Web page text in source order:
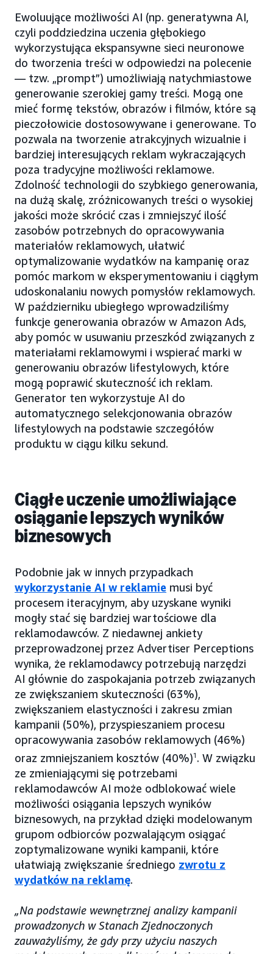
Ewoluujące możliwości AI (np. generatywna AI,
czyli poddziedzina uczenia głębokiego
wykorzystująca ekspansywne sieci neuronowe
do tworzenia treści w odpowiedzi na polecenie
— tzw. „prompt”) umożliwiają natychmiastowe
generowanie szerokiej gamy treści. Mogą one
mieć formę tekstów, obrazów i filmów, które są
pieczołowicie dostosowywane i generowane. To
pozwala na tworzenie atrakcyjnych wizualnie i
bardziej interesujących reklam wykraczających
poza tradycyjne możliwości reklamowe.
Zdolność technologii do szybkiego generowania,
na dużą skalę, zróżnicowanych treści o wysokiej
jakości może skrócić czas i zmniejszyć ilość
zasobów potrzebnych do opracowywania
materiałów reklamowych, ułatwić
optymalizowanie wydatków na kampanię oraz
pomóc markom w eksperymentowaniu i ciągłym
udoskonalaniu nowych pomysłów reklamowych.
W październiku ubiegłego wprowadziliśmy
funkcje generowania obrazów w Amazon Ads,
aby pomóc w usuwaniu przeszkód związanych z
materiałami reklamowymi i wspierać marki w
generowaniu obrazów lifestylowych, które
mogą poprawić skuteczność ich reklam.
Generator ten wykorzystuje AI do
automatycznego selekcjonowania obrazów
lifestylowych na podstawie szczegółów
produktu w ciągu kilku sekund.
Ciągłe uczenie umożliwiające
osiąganie lepszych wyników
biznesowych
Podobnie jak w innych przypadkach
wykorzystanie AI w reklamie musi być
procesem iteracyjnym, aby uzyskane wyniki
mogły stać się bardziej wartościowe dla
reklamodawców. Z niedawnej ankiety
przeprowadzonej przez Advertiser Perceptions
wynika, że reklamodawcy potrzebują narzędzi
AI głównie do zaspokajania potrzeb związanych
ze zwiększaniem skuteczności (63%),
zwiększaniem elastyczności i zakresu zmian
kampanii (50%), przyspieszaniem procesu
opracowywania zasobów reklamowych (46%)
oraz zmniejszaniem kosztów (40%)1 . W związku
ze zmieniającymi się potrzebami
reklamodawców AI może odblokować wiele
możliwości osiągania lepszych wyników
biznesowych, na przykład dzięki modelowanym
grupom odbiorców pozwalającym osiągać
zoptymalizowane wyniki kampanii, które
ułatwiają zwiększanie średniego zwrotu z
wydatków na reklamę.
„Na podstawie wewnętrznej analizy kampanii
prowadzonych w Stanach Zjednoczonych
zauważyliśmy, że gdy przy użyciu naszych